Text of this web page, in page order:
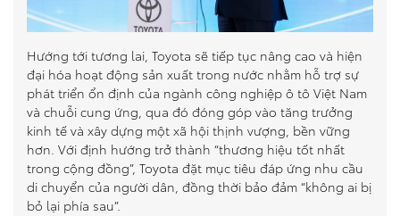
Hướng tới tương lai, Toyota sẽ tiếp tục nâng cao và hiện
đại hóa hoạt động sản xuất trong nước nhằm hỗ trợ sự
phát triển ổn định của ngành công nghiệp ô tô Việt Nam
và chuỗi cung ứng, qua đó đóng góp vào tăng trưởng
kinh tế và xây dựng một xã hội thịnh vượng, bền vững
hơn. Với định hướng trở thành “thương hiệu tốt nhất
trong cộng đồng”, Toyota đặt mục tiêu đáp ứng nhu cầu
di chuyển của người dân, đồng thời bảo đảm “không ai bị
bỏ lại phía sau”.